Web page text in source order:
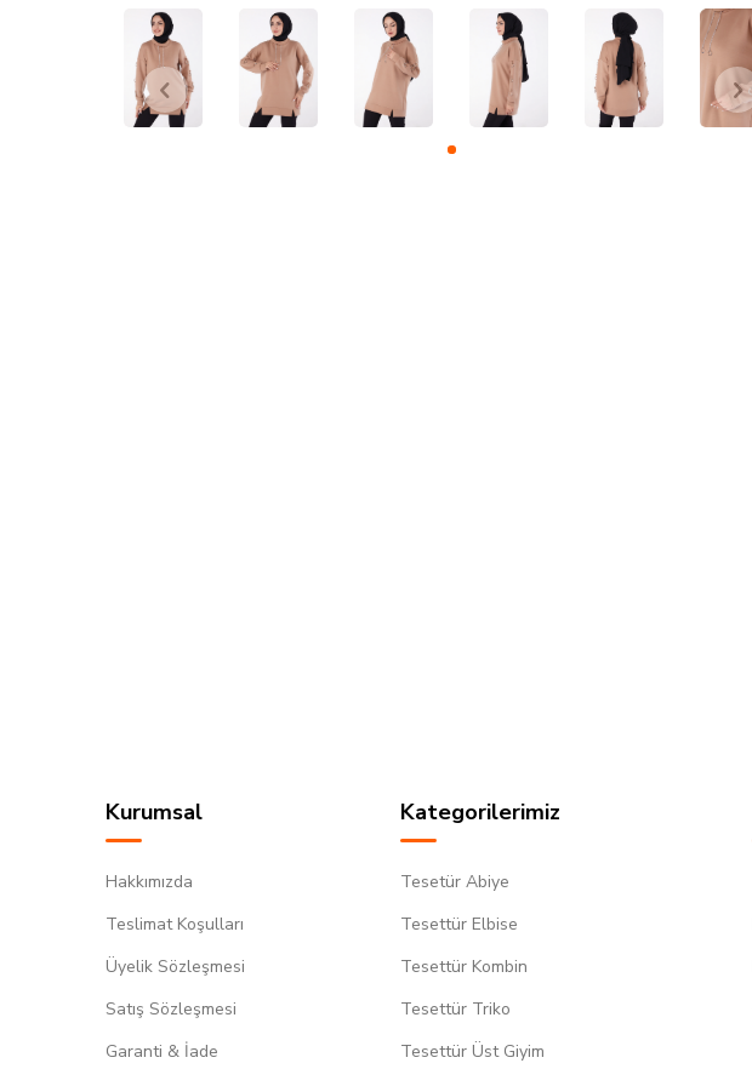
Kurumsal
Hakkımızda
Teslimat Koşulları
Üyelik Sözleşmesi
Satış Sözleşmesi
Garanti & İade
Kategorilerimiz
Tesetür Abiye
Tesettür Elbise
Tesettür Kombin
Tesettür Triko
Tesettür Üst Giyim